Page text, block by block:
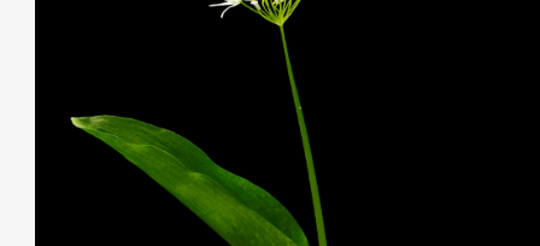
THIS SEARCH BAR ONLY WORKS IN THE GERMAN VERSION OF THE
WEBSITE! NON-GERMAN SPEAKERS PLEASE USE THE SEARCH
ON THE WELCOME PAGE.